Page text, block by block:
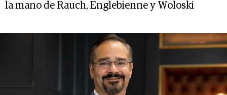
la mano de Rauch, Englebienne y Woloski